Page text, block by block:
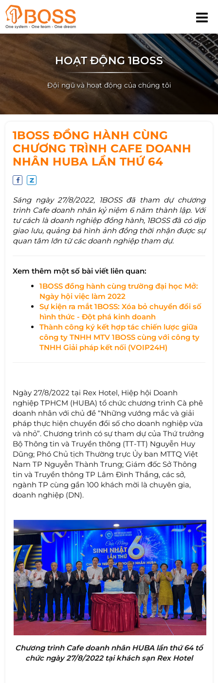
HOẠT ĐỘNG 1BOSS
Đội ngũ và hoạt động của chúng tôi
1BOSS ĐỒNG HÀNH CÙNG
CHƯƠNG TRÌNH CAFE DOANH
NHÂN HUBA LẦN THỨ 64
Sáng ngày 27/8/2022, 1BOSS đã tham dự chương
trình Cafe doanh nhân kỷ niệm 6 năm thành lập. Với
tư cách là doanh nghiệp đồng hành, 1BOSS đã có dịp
giao lưu, quảng bá hình ảnh đồng thời nhận được sự
quan tâm lớn từ các doanh nghiệp tham dự.
Xem thêm một số bài viết liên quan:
1BOSS đồng hành cùng trường đại học Mở:
Ngày hội việc làm 2022
Sự kiện ra mắt 1BOSS: Xóa bỏ chuyển đổi số
hình thức - Đột phá kinh doanh
Thành công ký kết hợp tác chiến lược giữa
công ty TNHH MTV 1BOSS cùng với công ty
TNHH Giải pháp kết nối (VOIP24H)
Ngày 27/8/2022 tại Rex Hotel, Hiệp hội Doanh
nghiệp TPHCM (HUBA) tổ chức chương trình Cà phê
doanh nhân với chủ đề “Những vướng mắc và giải
pháp thực hiện chuyển đổi số cho doanh nghiệp vừa
và nhỏ”. Chương trình có sự tham dự của Thứ trưởng
Bộ Thông tin và Truyền thông (TT-TT) Nguyễn Huy
Dũng; Phó Chủ tịch Thường trực Ủy ban MTTQ Việt
Nam TP Nguyễn Thành Trung; Giám đốc Sở Thông
tin và Truyền thông TP Lâm Đình Thắng, các sở,
ngành TP cùng gần 100 khách mời là chuyên gia,
doanh nghiệp (DN).
Chương trình Cafe doanh nhân HUBA lần thứ 64 tổ
chức ngày 27/8/2022 tại khách sạn Rex Hotel